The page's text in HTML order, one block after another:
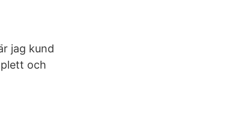
jag kund
och